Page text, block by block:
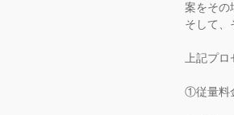
案をその
そして、
上記プ
①従量料